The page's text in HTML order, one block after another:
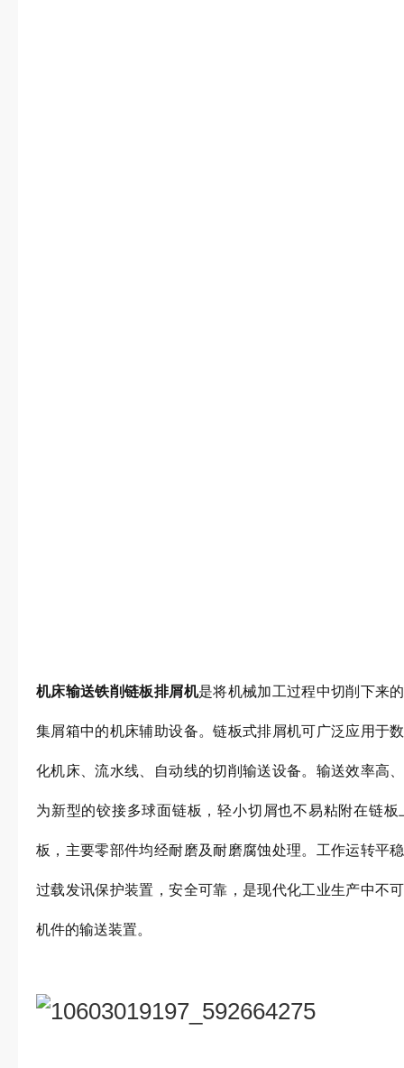
机床输送铁削链板排屑机是将机械加工过程中切削下来
集屑箱中的机床辅助设备。链板式排屑机可广泛应用于
化机床、流水线、自动线的切削输送设备。输送效率高
为新型的铰接多球面链板，轻小切屑也不易粘附在链
板，主要零部件均经耐磨及耐磨腐蚀处理。工作运转平
过载发讯保护装置，安全可靠，是现代化工业生产中不
机件的输送装置。